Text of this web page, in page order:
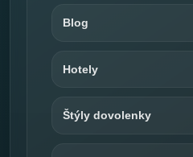
Blog
Hotely
Štýly dovolenky